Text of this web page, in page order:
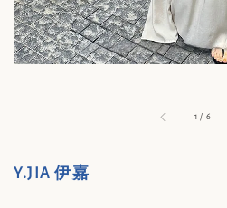
1 / 6
Y.JIA 伊嘉